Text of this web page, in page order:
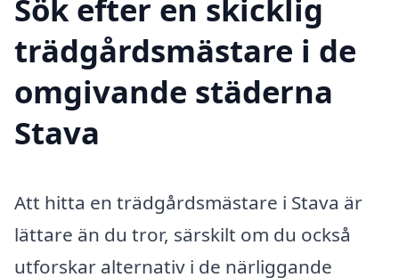
Sök efter en skicklig
trädgårdsmästare i de
omgivande städerna
Stava
Att hitta en trädgårdsmästare i Stava är
lättare än du tror, särskilt om du också
utforskar alternativ i de närliggande